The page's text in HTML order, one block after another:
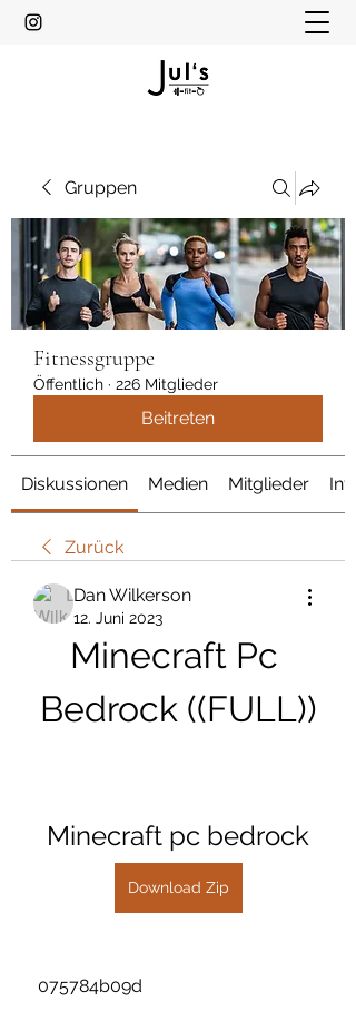
Gruppen
Fitnessgruppe
Öffentlich · 226 Mitglieder
Beitreten
Diskussionen Medien Mitglieder Info
Zurück
Dan Wilkerson
12. Juni 2023
Minecraft Pc
Bedrock ((FULL))
Minecraft pc bedrock
Download Zip
075784b09d